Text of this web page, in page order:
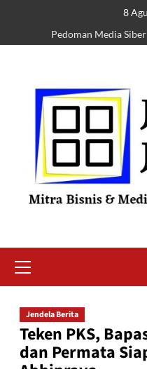
8
Pedoman Media Siber
Jendela Berita
Teken PKS,
dan Permata